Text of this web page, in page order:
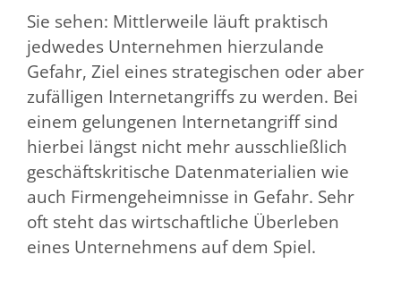
Sie sehen: Mittlerweile läuft praktisch
jedwedes Unternehmen hierzulande
Gefahr, Ziel eines strategischen oder aber
zufälligen Internetangriffs zu werden. Bei
einem gelungenen Internetangriff sind
hierbei längst nicht mehr ausschließlich
geschäftskritische Datenmaterialien wie
auch Firmengeheimnisse in Gefahr. Sehr
oft steht das wirtschaftliche Überleben
eines Unternehmens auf dem Spiel.